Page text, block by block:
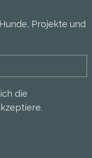
Projekte und
die